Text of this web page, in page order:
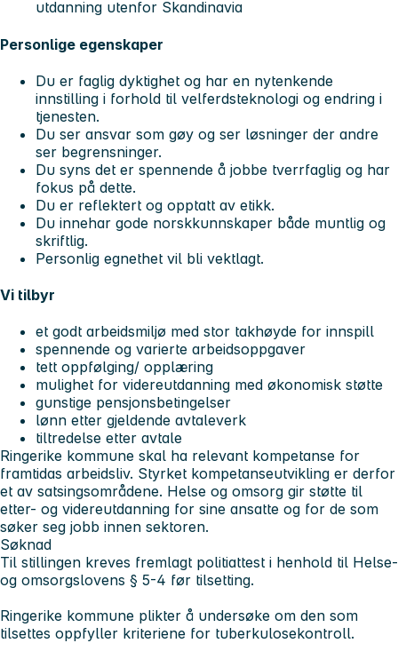
utdanning utenfor Skandinavia
Personlige egenskaper
Du er faglig dyktighet og har en nytenkende
innstilling i forhold til velferdsteknologi og endring i
tjenesten.
Du ser ansvar som gøy og ser løsninger der andre
ser begrensninger.
Du syns det er spennende å jobbe tverrfaglig og har
fokus på dette.
Du er reflektert og opptatt av etikk.
Du innehar gode norskkunnskaper både muntlig og
skriftlig.
Personlig egnethet vil bli vektlagt.
Vi tilbyr
et godt arbeidsmiljø med stor takhøyde for innspill
spennende og varierte arbeidsoppgaver
tett oppfølging/ opplæring
mulighet for videreutdanning med økonomisk støtte
gunstige pensjonsbetingelser
lønn etter gjeldende avtaleverk
tiltredelse etter avtale
Ringerike kommune skal ha relevant kompetanse for
framtidas arbeidsliv. Styrket kompetanseutvikling er derfor
et av satsingsområdene. Helse og omsorg gir støtte til
etter- og videreutdanning for sine ansatte og for de som
søker seg jobb innen sektoren.
Søknad
Til stillingen kreves fremlagt politiattest i henhold til Helse-
og omsorgslovens § 5-4 før tilsetting.
Ringerike kommune plikter å undersøke om den som
tilsettes oppfyller kriteriene for tuberkulosekontroll.